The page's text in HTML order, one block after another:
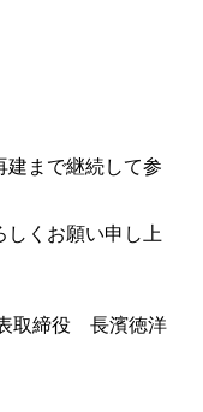
建まで継続して参
しくお願い申し上
取締役 長濱徳洋